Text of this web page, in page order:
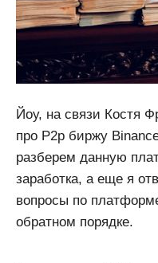
Йоу, на связи Костя
про P2p биржу
разберем данную
заработка, а еще я
вопросы по
обратном порядке.